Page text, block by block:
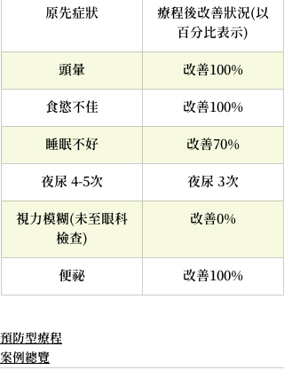
原先症狀
療程後改善狀況(以
百分比表示)
頭暈 改善100%
食慾不佳 改善100%
睡眠不好 改善70%
夜尿 4-5次 夜尿 3次
視力模糊(未至眼科
檢查)
改善0%
便祕 改善100%
預防型療程
案例總覽